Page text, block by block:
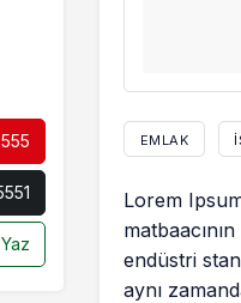
EMLAK
Lorem
endüstri
aynı